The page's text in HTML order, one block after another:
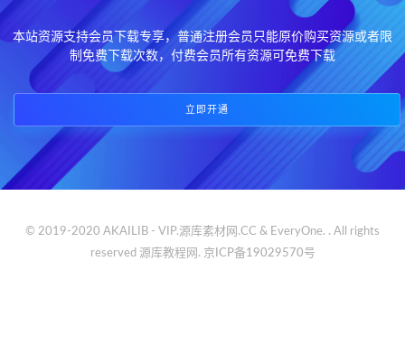
本站资源支持会员下载专享，普通注册会员只能原价购买资源或者限
制免费下载次数，付费会员所有资源可免费下载
立即开通
© 2019-2020 AKAILIB - VIP.源库素材网.CC & EveryOne. . All rights
reserved 源库教程网. 京ICP备19029570号